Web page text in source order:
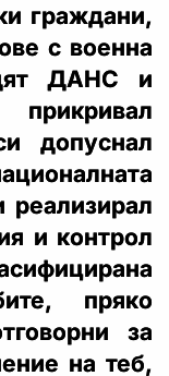
граждани,
с военна
ДАНС и
допуснал
и контрол
пряко
за
на теб,